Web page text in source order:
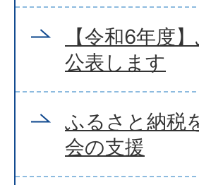
【令和6年度
公表します
ふるさと納税
会の支援